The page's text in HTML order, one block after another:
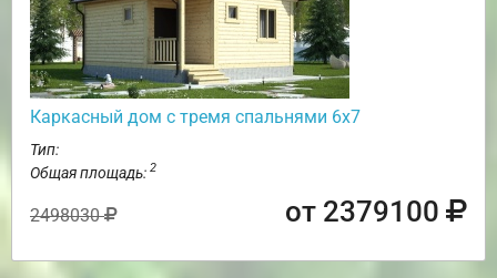
Каркасный дом с тремя спальнями 6х7
Тип:
Общая площадь: 2
2498030 от 2379100